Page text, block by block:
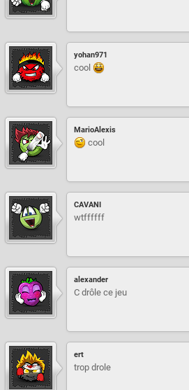
yohan971
cool
MarioAlexis
cool
CAVANI
wtffffff
alexander
C drôle ce jeu
ert
trop drole